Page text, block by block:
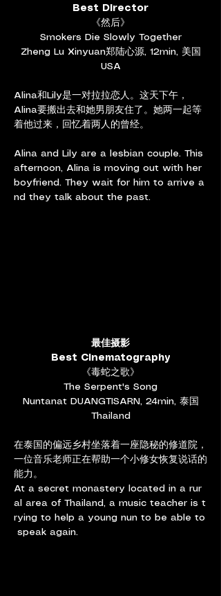
Best Director
《然后》
Smokers Die Slowly Together
Zheng Lu Xinyuan郑陆心源, 12min, 美国
USA
Alina和Lily是一对拉拉恋人。这天下午，
Alina要搬出去和她男朋友住了。她两一起等
着他过来，回忆着两人的曾经。
Alina and Lily are a lesbian couple. This
afternoon, Alina is moving out with her
boyfriend. They wait for him to arrive a
nd they talk about the past.
最佳摄影
Best Cinematography
《毒蛇之歌》
The Serpent's Song
Nuntanat DUANGTISARN, 24min, 泰国
Thailand
在泰国的偏远乡村坐落着一座隐秘的修道院，
一位音乐老师正在帮助一个小修女恢复说话的
能力。
At a secret monastery located in a rur
al area of Thailand, a music teacher is t
rying to help a young nun to be able to
speak again.